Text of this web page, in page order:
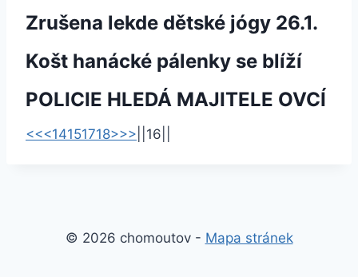
Zrušena lekde dětské jógy 26.1.
Košt hanácké pálenky se blíží
POLICIE HLEDÁ MAJITELE OVCÍ
<<<14151718>>> 16
© 2026 chomoutov - Mapa stránek